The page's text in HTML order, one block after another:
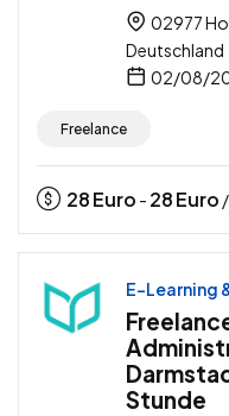
02977
Deutschland
02/08/
Freelance
28Euro - 28Euro
E-Learning
Stunde